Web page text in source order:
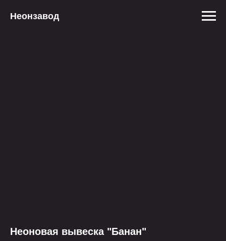
Неонзавод
Неоновая вывеска "Банан"